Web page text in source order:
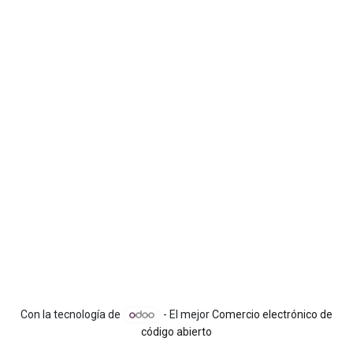
Con la tecnología de - El mejorComercio electrónico de
código abierto